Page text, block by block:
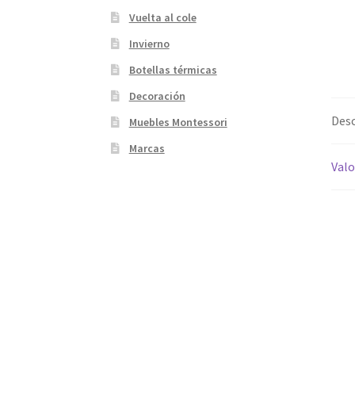
Vuelta al cole
Invierno
Botellas térmicas
Decoración
Muebles Montessori
Marcas